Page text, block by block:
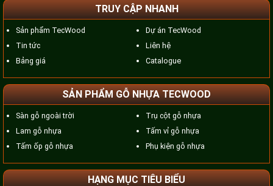
TRUY CẬP NHANH
Sản phẩm TecWood
Tin tức
Bảng giá
Dự án TecWood
Liên hệ
Catalogue
SẢN PHẨM GỖ NHỰA TECWOOD
Sàn gỗ ngoài trời
Lam gỗ nhựa
Tấm ốp gỗ nhựa
Trụ cột gỗ nhựa
Tấm vỉ gỗ nhựa
Phụ kiện gỗ nhựa
HẠNG MỤC TIÊU BIỂU